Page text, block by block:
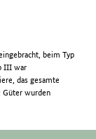
beim Typ
III war
das gesamte
Güter wurden